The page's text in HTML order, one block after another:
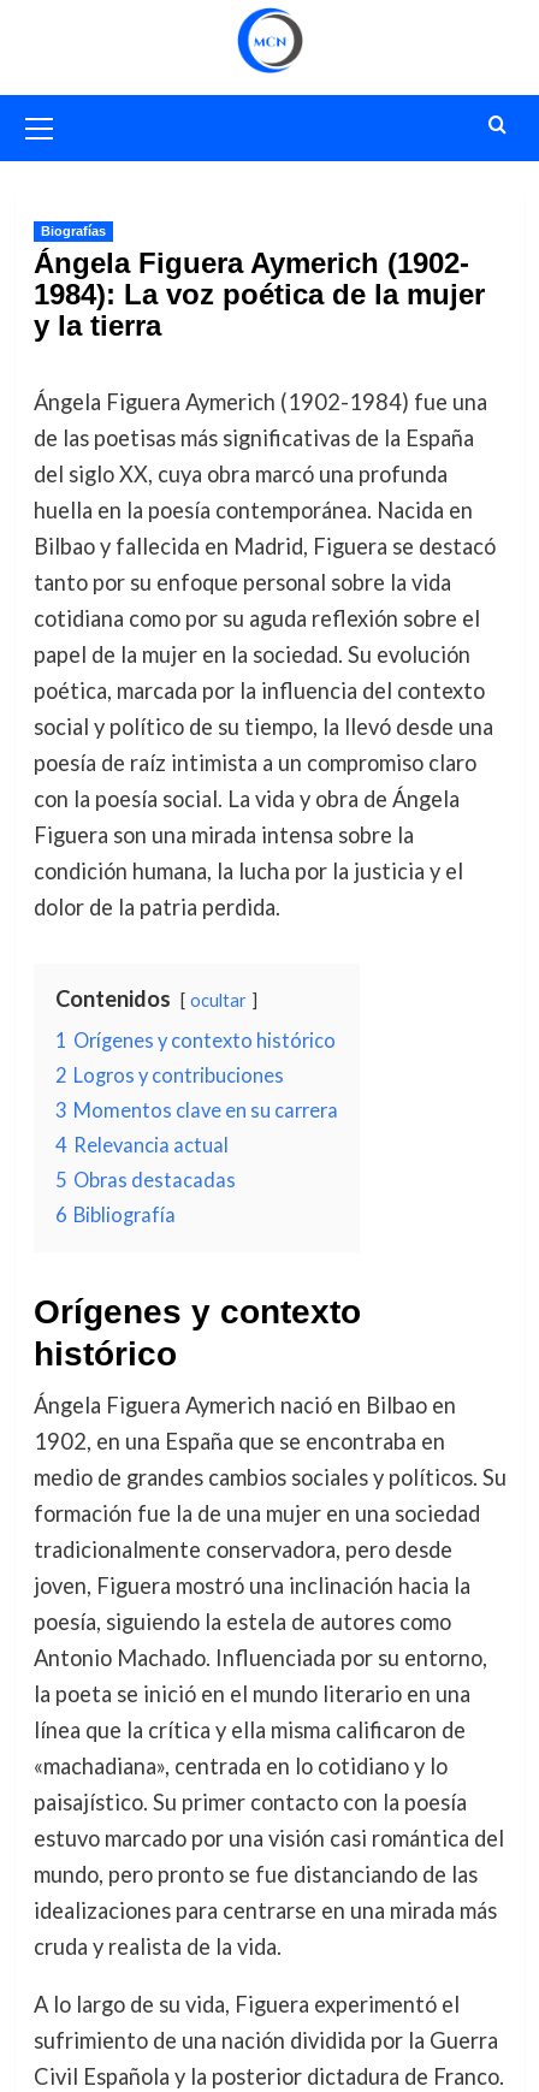
primario
Biografías
Ángela Figuera Aymerich (1902-
1984): La voz poética de la mujer
y la tierra
Ángela Figuera Aymerich (1902-1984) fue una
de las poetisas más significativas de la España
del siglo XX, cuya obra marcó una profunda
huella en la poesía contemporánea. Nacida en
Bilbao y fallecida en Madrid, Figuera se destacó
tanto por su enfoque personal sobre la vida
cotidiana como por su aguda reflexión sobre el
papel de la mujer en la sociedad. Su evolución
poética, marcada por la influencia del contexto
social y político de su tiempo, la llevó desde una
poesía de raíz intimista a un compromiso claro
con la poesía social. La vida y obra de Ángela
Figuera son una mirada intensa sobre la
condición humana, la lucha por la justicia y el
dolor de la patria perdida.
Contenidos ocultar
1 Orígenes y contexto histórico
2 Logros y contribuciones
3 Momentos clave en su carrera
4 Relevancia actual
5 Obras destacadas
6 Bibliografía
Orígenes y contexto
histórico
Ángela Figuera Aymerich nació en Bilbao en
1902, en una España que se encontraba en
medio de grandes cambios sociales y políticos. Su
formación fue la de una mujer en una sociedad
tradicionalmente conservadora, pero desde
joven, Figuera mostró una inclinación hacia la
poesía, siguiendo la estela de autores como
Antonio Machado. Influenciada por su entorno,
la poeta se inició en el mundo literario en una
línea que la crítica y ella misma calificaron de
«machadiana», centrada en lo cotidiano y lo
paisajístico. Su primer contacto con la poesía
estuvo marcado por una visión casi romántica del
mundo, pero pronto se fue distanciando de las
idealizaciones para centrarse en una mirada más
cruda y realista de la vida.
A lo largo de su vida, Figuera experimentó el
sufrimiento de una nación dividida por la Guerra
Civil Española y la posterior dictadura de Franco.